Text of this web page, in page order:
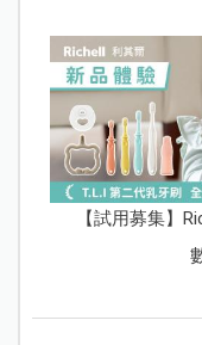
【試用募集】